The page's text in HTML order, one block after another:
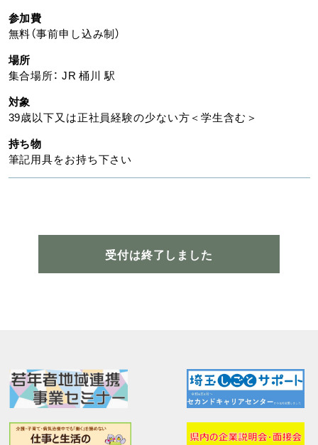
参加費
無料（事前申し込み制）
場所
集合場所： JR 桶川 駅
対象
39歳以下又は正社員経験の少ない方＜学生含む＞
持ち物
筆記用具をお持ち下さい
受付は終了しました